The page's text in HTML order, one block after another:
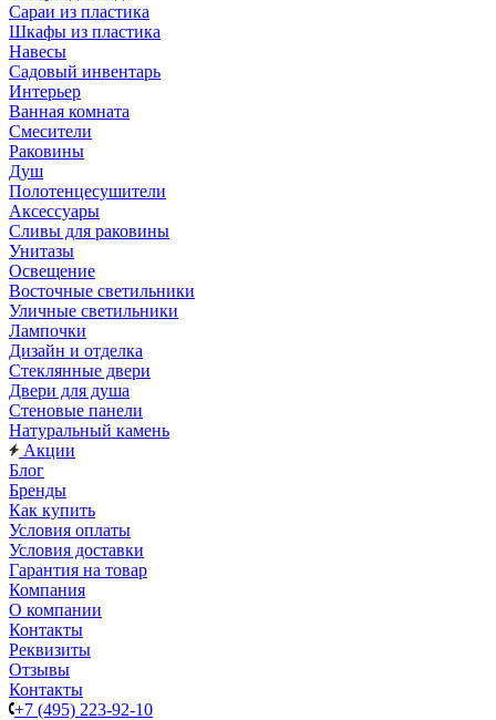
Сараи из пластика
Шкафы из пластика
Навесы
Садовый инвентарь
Интерьер
Ванная комната
Смесители
Раковины
Душ
Полотенцесушители
Аксессуары
Сливы для раковины
Унитазы
Освещение
Восточные светильники
Уличные светильники
Лампочки
Дизайн и отделка
Стеклянные двери
Двери для душа
Стеновые панели
Натуральный камень
Акции
Блог
Бренды
Как купить
Условия оплаты
Условия доставки
Гарантия на товар
Компания
О компании
Контакты
Реквизиты
Отзывы
Контакты
+7 (495) 223-92-10